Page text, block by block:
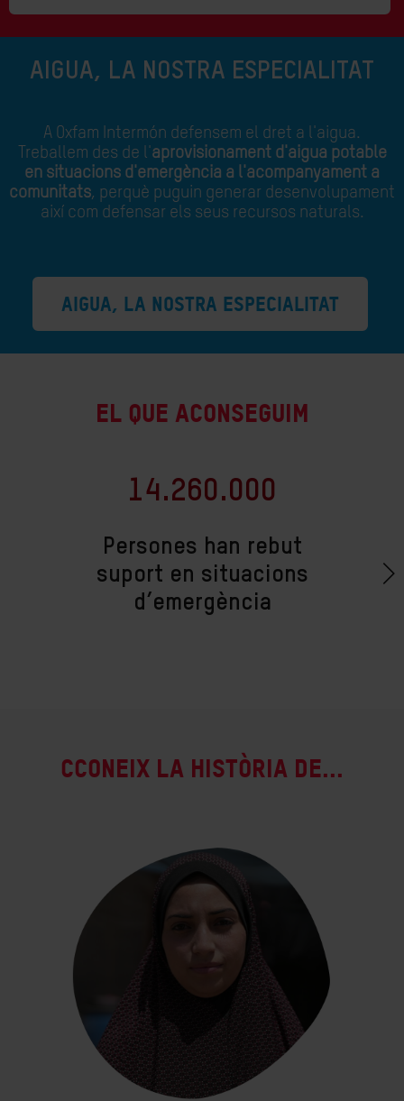
AIGUA, LA NOSTRA ESPECIALITAT
A Oxfam Intermón defensem el dret a l'aigua.
Treballem des de l'aprovisionament d'aigua potable
en situacions d'emergència a l'acompanyament a
comunitats, perquè puguin generar desenvolupament
així com defensar els seus recursos naturals.
AIGUA, LA NOSTRA ESPECIALITAT
EL QUE ACONSEGUIM
14.260.000
Persones han rebut
suport en situacions
d’emergència
CCONEIX LA HISTÒRIA DE...